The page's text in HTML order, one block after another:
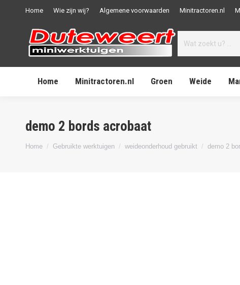
Home Wie zijn wij? Algemene voorwaarden Minitractoren.nl
Home Minitractoren.nl Groen Weide
demo 2 bords acrobaat
Home Gebruikte werktuigen weideonderhoud gebruikt demo 2